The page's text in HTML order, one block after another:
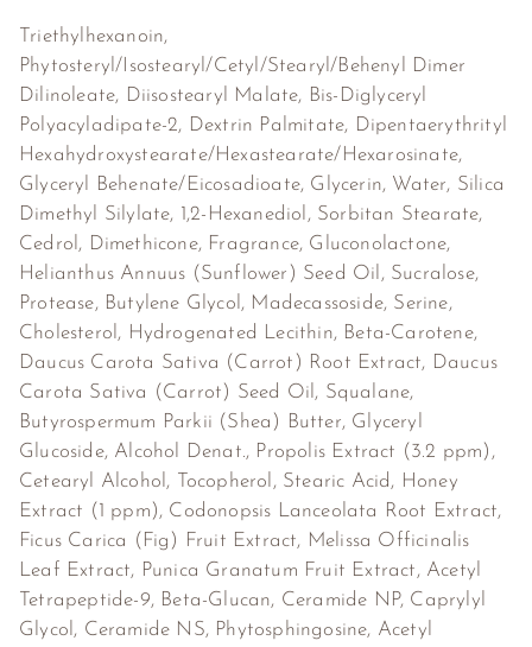
Triethylhexanoin,
Phytosteryl/Isostearyl/Cetyl/Stearyl/Behenyl Dimer
Dilinoleate, Diisostearyl Malate, Bis-Diglyceryl
Polyacyladipate-2, Dextrin Palmitate, Dipentaerythrityl
Hexahydroxystearate/Hexastearate/Hexarosinate,
Glyceryl Behenate/Eicosadioate, Glycerin, Water, Silica
Dimethyl Silylate, 1,2-Hexanediol, Sorbitan Stearate,
Cedrol, Dimethicone, Fragrance, Gluconolactone,
Helianthus Annuus (Sunflower) Seed Oil, Sucralose,
Protease, Butylene Glycol, Madecassoside, Serine,
Cholesterol, Hydrogenated Lecithin, Beta-Carotene,
Daucus Carota Sativa (Carrot) Root Extract, Daucus
Carota Sativa (Carrot) Seed Oil, Squalane,
Butyrospermum Parkii (Shea) Butter, Glyceryl
Glucoside, Alcohol Denat., Propolis Extract (3.2 ppm),
Cetearyl Alcohol, Tocopherol, Stearic Acid, Honey
Extract (1 ppm), Codonopsis Lanceolata Root Extract,
Ficus Carica (Fig) Fruit Extract, Melissa Officinalis
Leaf Extract, Punica Granatum Fruit Extract, Acetyl
Tetrapeptide-9, Beta-Glucan, Ceramide NP, Caprylyl
Glycol, Ceramide NS, Phytosphingosine, Acetyl